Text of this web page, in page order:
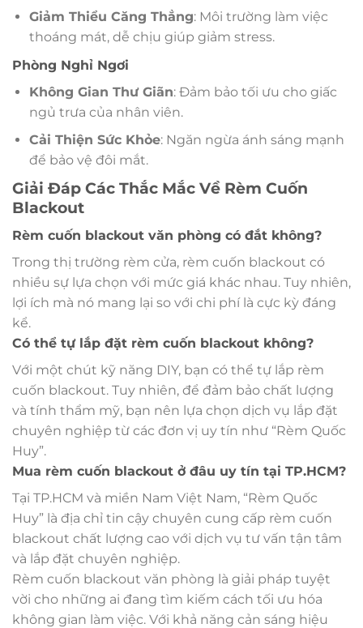
Giảm Thiểu Căng Thẳng: Môi trường làm việc
thoáng mát, dễ chịu giúp giảm stress.
Phòng Nghỉ Ngơi
Không Gian Thư Giãn: Đảm bảo tối ưu cho giấc
ngủ trưa của nhân viên.
Cải Thiện Sức Khỏe: Ngăn ngừa ánh sáng mạnh
để bảo vệ đôi mắt.
Giải Đáp Các Thắc Mắc Về Rèm Cuốn
Blackout
Rèm cuốn blackout văn phòng có đắt không?
Trong thị trường rèm cửa, rèm cuốn blackout có
nhiều sự lựa chọn với mức giá khác nhau. Tuy nhiên,
lợi ích mà nó mang lại so với chi phí là cực kỳ đáng
kể.
Có thể tự lắp đặt rèm cuốn blackout không?
Với một chút kỹ năng DIY, bạn có thể tự lắp rèm
cuốn blackout. Tuy nhiên, để đảm bảo chất lượng
và tính thẩm mỹ, bạn nên lựa chọn dịch vụ lắp đặt
chuyên nghiệp từ các đơn vị uy tín như “Rèm Quốc
Huy”.
Mua rèm cuốn blackout ở đâu uy tín tại TP.HCM?
Tại TP.HCM và miền Nam Việt Nam, “Rèm Quốc
Huy” là địa chỉ tin cậy chuyên cung cấp rèm cuốn
blackout chất lượng cao với dịch vụ tư vấn tận tâm
và lắp đặt chuyên nghiệp.
Rèm cuốn blackout văn phòng là giải pháp tuyệt
vời cho những ai đang tìm kiếm cách tối ưu hóa
không gian làm việc. Với khả năng cản sáng hiệu